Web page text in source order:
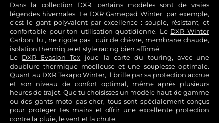
Dans la collection DXR, certains modèles sont de vraies
légendes hivernales. Le DXR Gamepad Winter, par exemple,
c’est le gant polyvalent par excellence : souple, résistant, et
confortable pour ton utilisation quotidienne. Le DXR Winter
Carbon, lui, ne rigole pas : cuir de chèvre, membrane chaude,
isolation thermique et style racing bien affirmé.
Le DXR Evasion Tex joue la carte du touring, avec une
doublure thermique moelleuse et une souplesse optimale.
Quant au DXR Tekapo Winter, il brille par sa protection accrue
et son niveau de confort optimal, même après plusieurs
heures de trajet. Que tu choisisses un modèle haut de gamme
ou des gants moto pas cher, tous sont spécialement conçus
pour protéger tes mains et offrir une excellente protection
contre la pluie, le vent et la chute.